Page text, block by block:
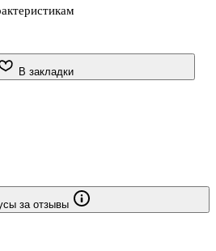
столицы. Оригинальный взгляд,
живописателей московской
В закладки
за отзывы